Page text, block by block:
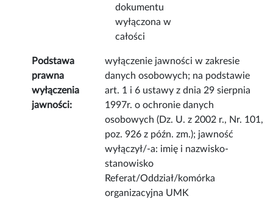
dokumentu
wyłączona w
całości
Podstawa
prawna
wyłączenia
jawności:
wyłączenie jawności w zakresie
danych osobowych; na podstawie
art. 1 i 6 ustawy z dnia 29 sierpnia
1997r. o ochronie danych
osobowych (Dz. U. z 2002 r., Nr. 101,
poz. 926 z późn. zm.); jawność
wyłączył/-a: imię i nazwisko-
stanowisko
Referat/Oddział/komórka
organizacyjna UMK